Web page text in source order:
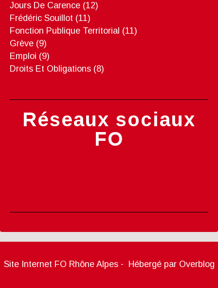
Jours De Carence (12)
Frédéric Souillot (11)
Fonction Publique Territorial (11)
Grève (9)
Emploi (9)
Droits Et Obligations (8)
Réseaux sociaux
FO
Site Internet FO Rhône Alpes - Hébergé par Overblog